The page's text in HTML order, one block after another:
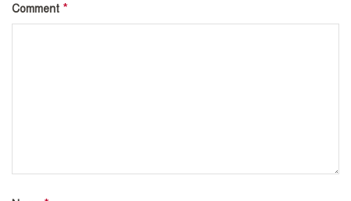
Comment *